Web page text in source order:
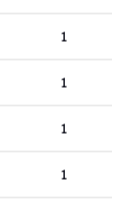
1
1
1
1